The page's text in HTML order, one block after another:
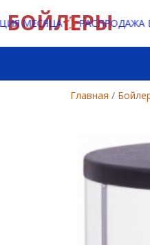
БОЙЛЕРЫ
РАСПРОДАЖА
Главная /